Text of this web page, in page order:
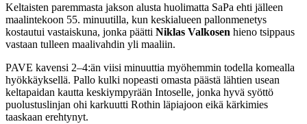
Keltaisten paremmasta jakson alusta huolimatta SaPa ehti jälleen
maalintekoon 55. minuutilla, kun keskialueen pallonmenetys
kostautui vastaiskuna, jonka päätti Niklas Valkosen hieno tsippaus
vastaan tulleen maalivahdin yli maaliin.
PAVE kavensi 2–4:än viisi minuuttia myöhemmin todella komealla
hyökkäyksellä. Pallo kulki nopeasti omasta päästä lähtien usean
keltapaidan kautta keskiympyrään Intoselle, jonka hyvä syöttö
puolustuslinjan ohi karkuutti Rothin läpiajoon eikä kärkimies
taaskaan erehtynyt.